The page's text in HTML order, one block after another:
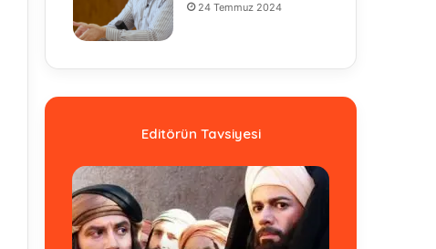
24 Temmuz 2024
Editörün Tavsiyesi